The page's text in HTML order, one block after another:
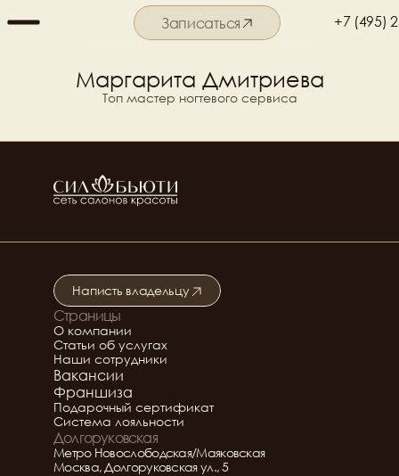
Записаться +7 (495)
Маргарита Дмитриева
Топ мастер ногтевого сервиса
Страницы
О компании
Статьи об услугах
Наши сотрудники
Вакансии
Франшиза
Подарочный сертификат
Система лояльности
Написть владельцу
Подробнее о салоне
Долгоруковская
Метро Новослободская/Маяковская
Москва, Долгоруковская ул., 5